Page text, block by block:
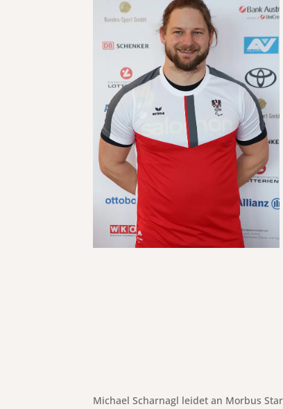
Michael Scharnagl leidet an Morbus